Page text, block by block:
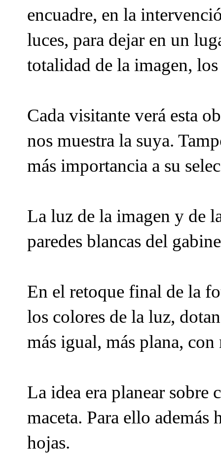
encuadre, en la
luces, para dejar en un
totalidad de la imagen,
Cada visitante verá esta
nos muestra la suya.
más importancia a su
La luz de la imagen y de
paredes blancas del
En el retoque final de la
los colores de la luz,
más igual, más plana,
La idea era planear sobre
maceta. Para ello además
hojas.